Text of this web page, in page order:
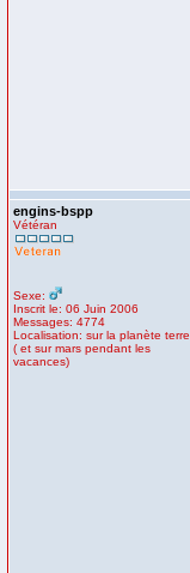
engins-bspp
Vétéran
Sexe:
Inscrit le: 06 Juin 2006
Messages: 4774
Localisation: sur la planète terre
( et sur mars pendant les
vacances)